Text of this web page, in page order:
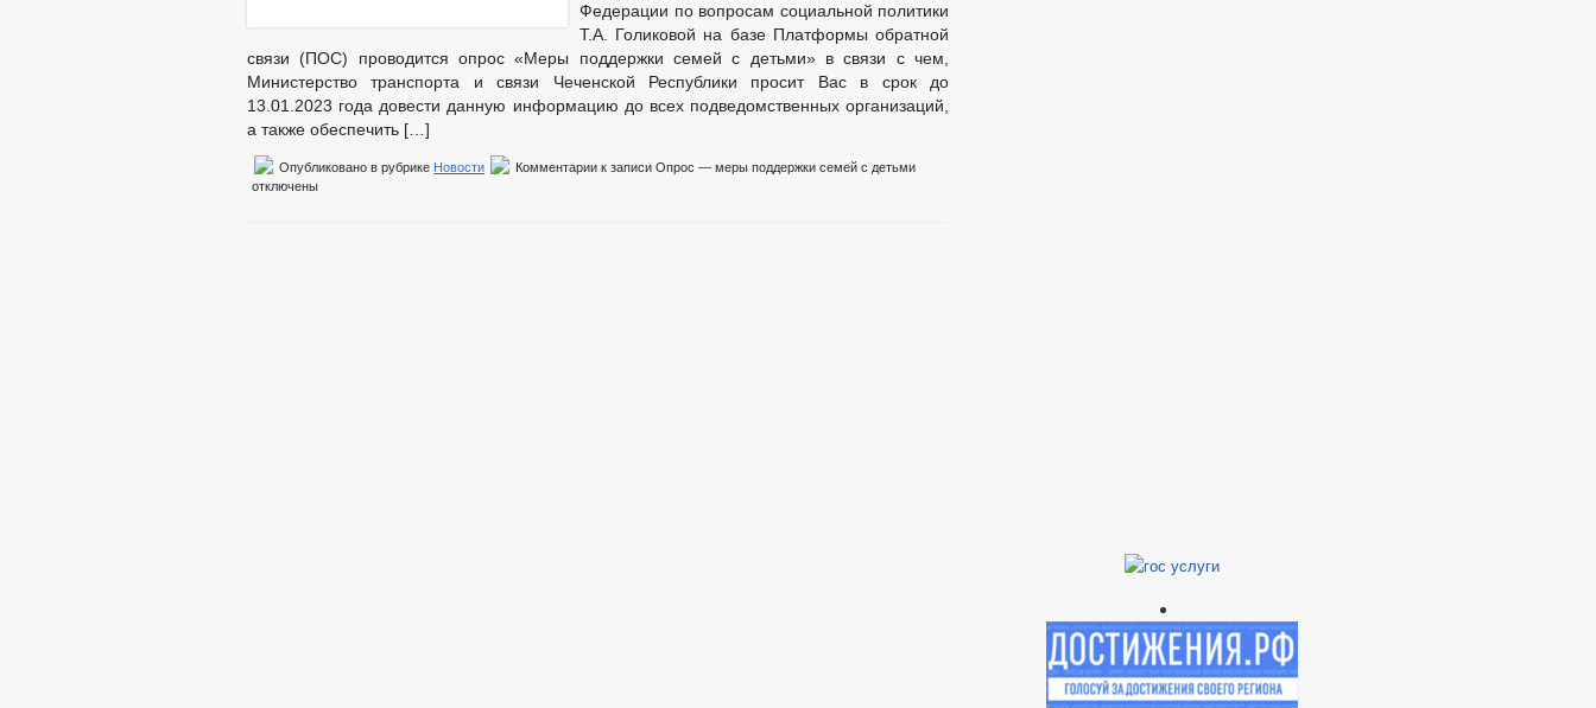
Федерации по вопросам социальной политики
Т.А. Голиковой на базе Платформы обратной
связи (ПОС) проводится опрос «Меры поддержки семей с детьми» в связи с чем,
Министерство транспорта и связи Чеченской Республики просит Вас в срок до
13.01.2023 года довести данную информацию до всех подведомственных организаций,
а также обеспечить […]
Опубликовано в рубрике Новости Комментарии к записи Опрос — меры поддержки семей с детьми
отключены